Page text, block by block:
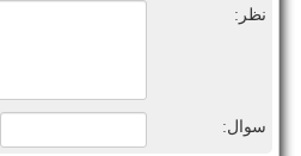
نظر:
سوال: